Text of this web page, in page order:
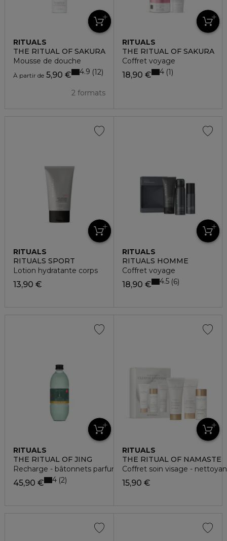
RITUALS
THE RITUAL OF SAKURA
Mousse de douche
À partir de 5,90 €
2 formats
4.9 12
RITUALS
THE RITUAL OF SAKURA
Coffret voyage
18,90 € 4 1
RITUALS
RITUALS SPORT
Lotion hydratante corps
13,90 €
RITUALS
RITUALS HOMME
Coffret voyage
18,90 € 4.5 6
RITUALS
THE RITUAL OF JING
Recharge - bâtonnets parfumés
45,90 € 4 2
RITUALS
THE RITUAL OF NAMASTE
Coffret soin visage -
15,90 €